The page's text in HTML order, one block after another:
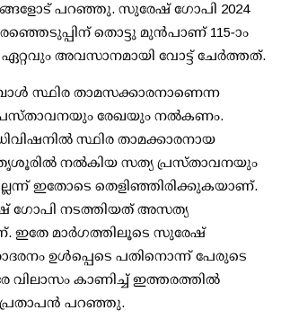
പറഞ്ഞു. സുരേഷ് ഗോപി 2024
തൊട്ടു മുന്‍പാണ് 115-ാം
അവസാനമായി വോട്ട് ചേര്‍ത്തത്.
സ്ഥിര താമസക്കാരനാണെന്ന
രേഖയും നല്‍കണം.
സ്ഥിര താമക്കാരനായ
നല്‍കിയ സത്യ പ്രസ്താവനയും
ഇതോടെ തെളിഞ്ഞിരിക്കുകയാണ്.
ഗോപി നടത്തിയത് അസത്യ
ഇതേ മാര്‍ഗത്തിലൂടെ സുരേഷ്
ഉള്‍പ്പെടെ പതിനൊന്ന് പേരുടെ
വിലാസം കാണിച്ച് ഇത്തരത്തില്‍
പ്രതാപന്‍ പറഞ്ഞു.